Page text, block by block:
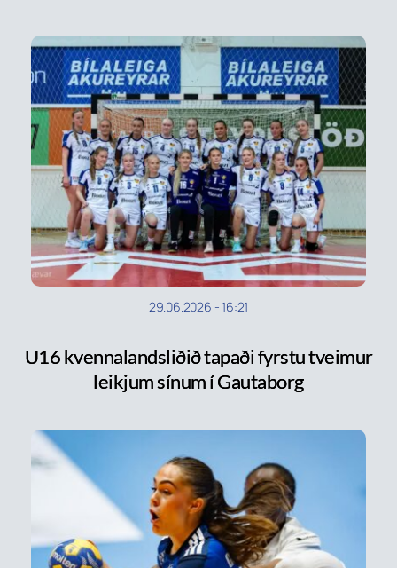
29.06.2026 -16:21
U16 kvennalandsliðið tapaði fyrstu tveimur
leikjum sínum í Gautaborg